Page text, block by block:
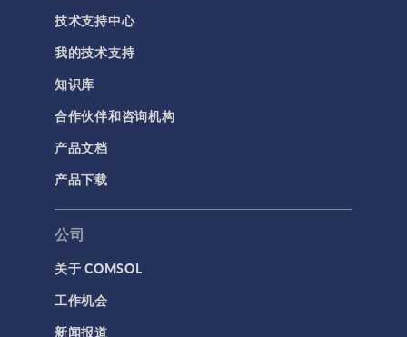
技术支持中心
我的技术支持
知识库
合作伙伴和咨询机构
产品文档
产品下载
公司
关于 COMSOL
工作机会
新闻报道